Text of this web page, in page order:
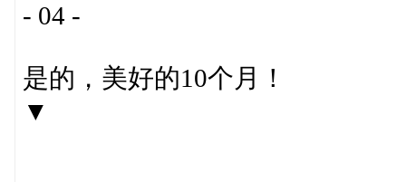
- 04 -
是的，美好的10个月！
▼